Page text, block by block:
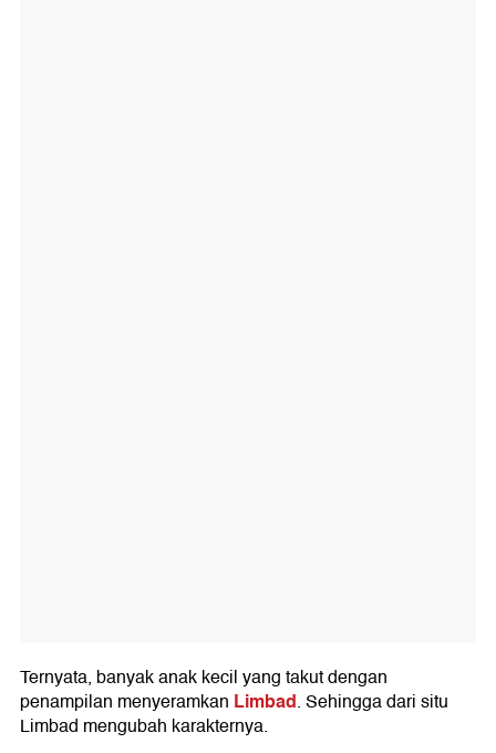
Ternyata, banyak anak kecil yang takut dengan
penampilan menyeramkan Limbad. Sehingga dari situ
Limbad mengubah karakternya.